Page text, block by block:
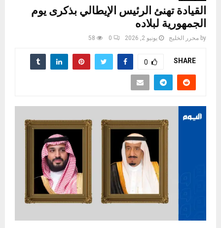
القيادة تهنئ الرئيس الإيطالي بذكرى يوم
الجمهورية لبلاده
by محرر الخليج يونيو 2, 2026 0
58
SHARE
0